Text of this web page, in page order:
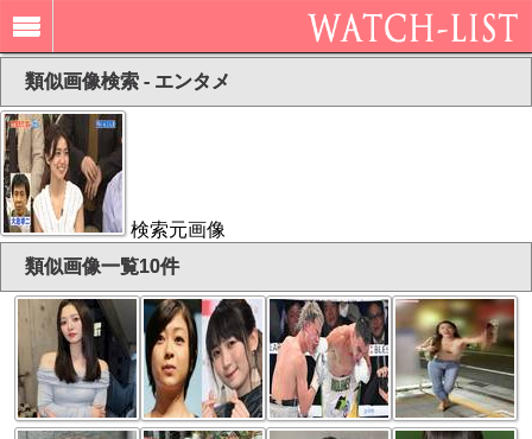
類似画像検索 - エンタメ
検索元画像
類似画像一覧10件